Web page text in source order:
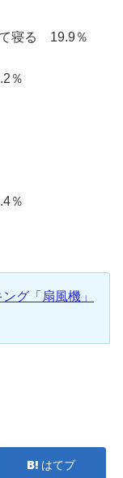
寝る 19.9％
％
％
グ「扇風機」
はてブ